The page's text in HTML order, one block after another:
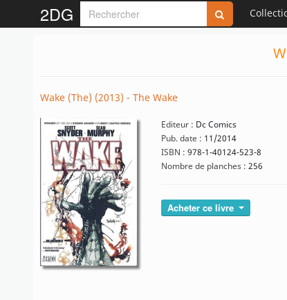
2DG
Wake (The) (2013) - The Wake
Editeur : Dc Comics
Pub. date : 11/2014
ISBN : 978-1-40124-523-8
Nombre de planches : 256
Acheter ce livre